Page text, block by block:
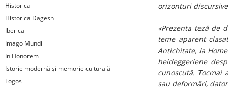
Historica
Historica Dagesh
Iberica
Imago Mundi
In Honorem
Istorie modernă și memorie culturală
Logos
orizonturi
«Prezenta teză de
teme aparent
Antichitate, la
heideggeriene
cunoscută.
sau deformări,